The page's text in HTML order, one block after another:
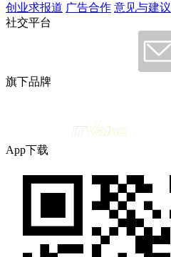
创业求报道 广告合作 意见与建议
社交平台
旗下品牌
App下载